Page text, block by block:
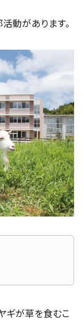
動があります。
ギが草を食むこ